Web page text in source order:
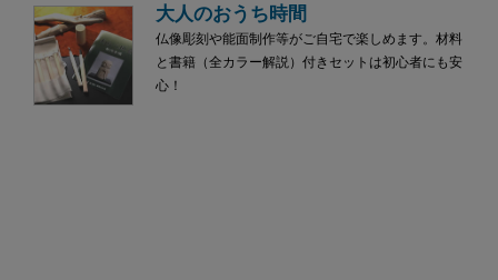
大人のおうち時間
仏像彫刻や能面制作等がご自宅で楽しめます。材料
と書籍（全カラー解説）付きセットは初心者にも安
心！